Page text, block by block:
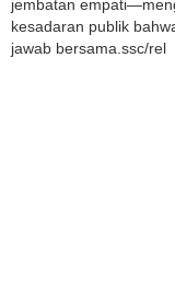
jembatan
kesadaran publik
jawab bersama.ssc/rel